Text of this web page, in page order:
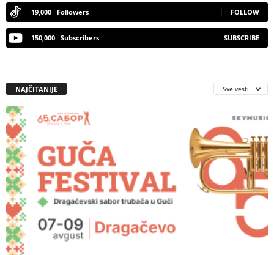
19,000 Followers FOLLOW
150,000 Subscribers SUBSCRIBE
NAJČITANIJE Sve vesti